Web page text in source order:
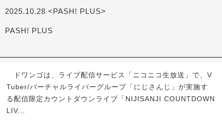
2025.10.28 <PASH! PLUS>
PASH! PLUS
ドワンゴは、ライブ配信サービス「ニコニコ生放送」で、V
Tuber/バーチャルライバーグループ「にじさんじ」が実施す
る配信限定カウントダウンライブ「NIJISANJI COUNTDOWN
LIV...